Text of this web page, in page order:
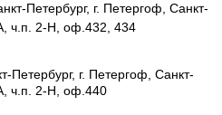
Петербург, г. Петергоф, Санкт-
ч.п. 2-Н, оф.432, 434
Петербург, г. Петергоф, Санкт-
ч.п. 2-Н, оф.440